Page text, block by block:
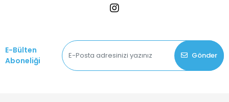
E-Bülten
Aboneliği
Gönder